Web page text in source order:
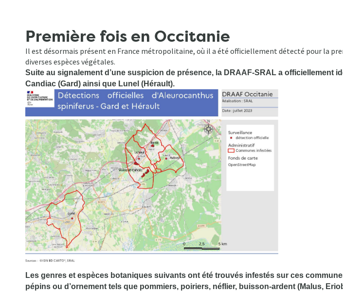
Première fois en Occitanie
Il est désormais présent en France métropolitaine, où il a été officiellement détecté pour la
diverses espèces végétales.
Suite au signalement d’une suspicion de présence, la DRAAF-SRAL a officiellement
Candiac (Gard) ainsi que Lunel (Hérault).
Les genres et espèces botaniques suivants ont été trouvés infestés sur ces
pépins ou d’ornement tels que pommiers, poiriers, néflier, buisson-ardent (Malus,